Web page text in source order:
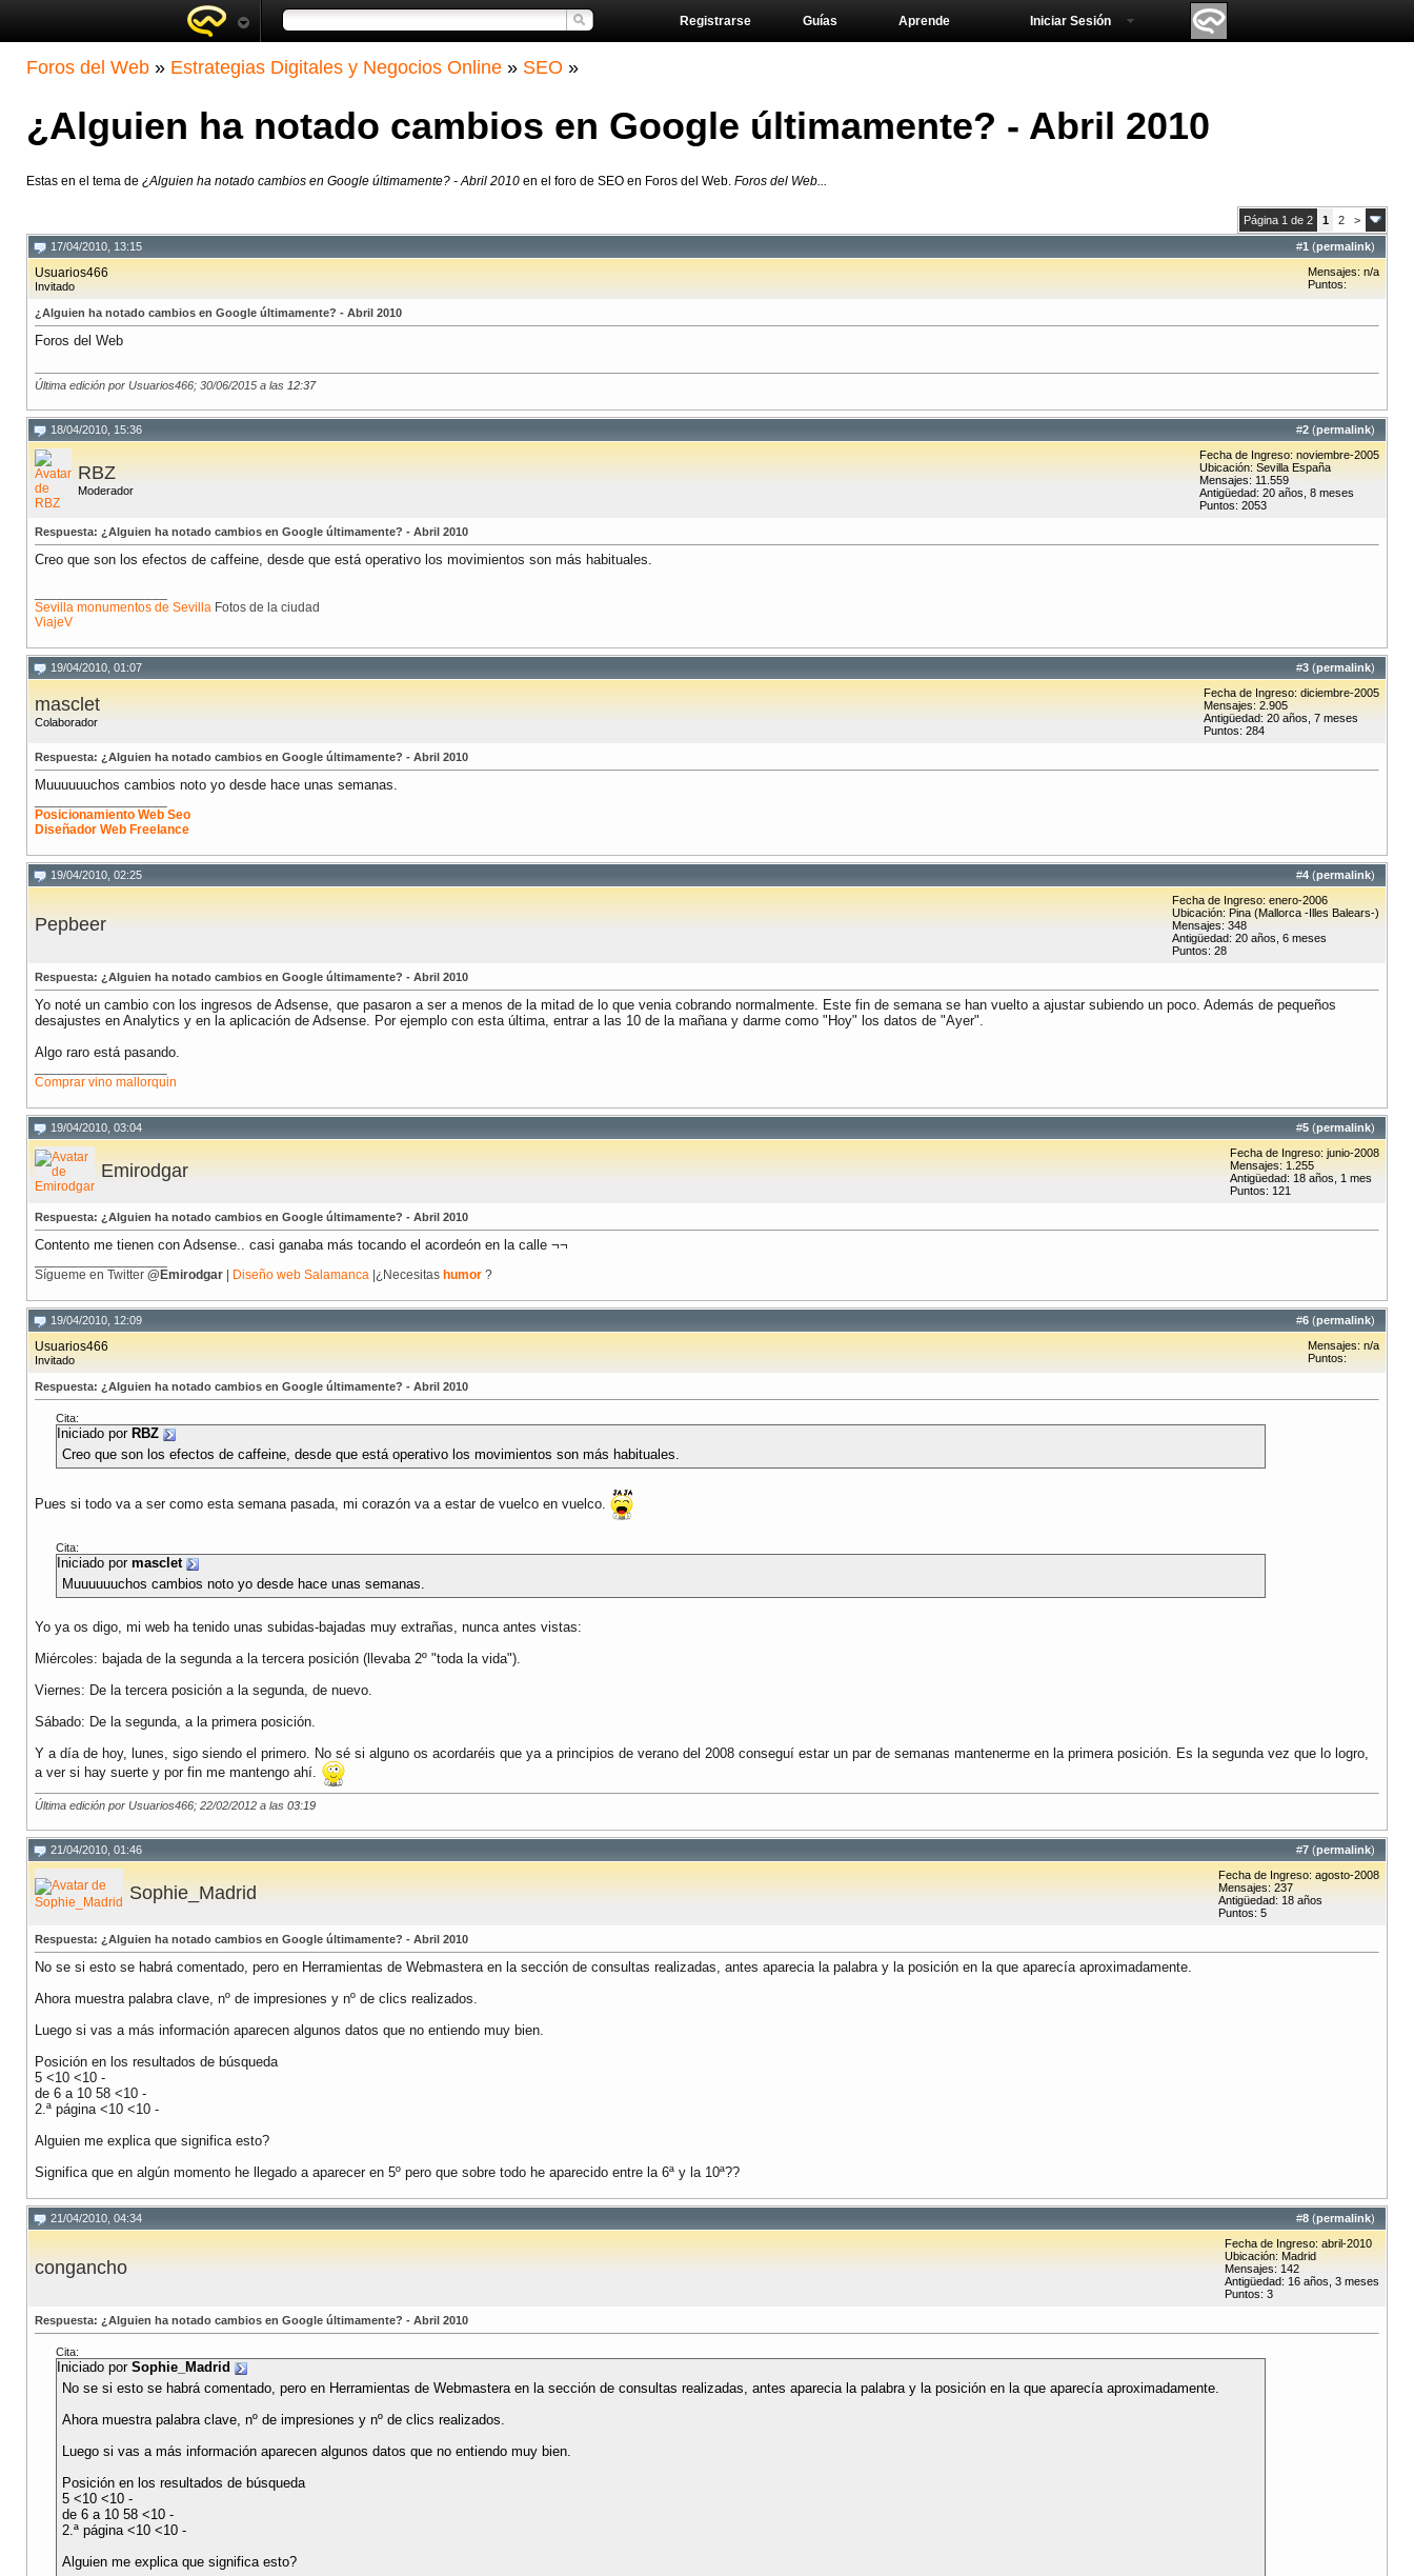
Aprende
Guías
Registrarse Iniciar Sesión
Foros del Web » Estrategias Digitales y Negocios Online » SEO »
¿Alguien ha notado cambios en Google últimamente? - Abril 2010
Estas en el tema de ¿Alguien ha notado cambios en Google últimamente? - Abril 2010 en el foro de SEO en Foros del Web. Foros del Web...
Página 1 de 2 1 2 >
#1 (permalink)
17/04/2010, 13:15
Usuarios466
Invitado
Mensajes: n/a
Puntos:
¿Alguien ha notado cambios en Google últimamente? - Abril 2010
Foros del Web
Última edición por Usuarios466; 30/06/2015 a las 12:37
#2 (permalink)
18/04/2010, 15:36
RBZ
Moderador
Fecha de Ingreso: noviembre-2005
Ubicación: Sevilla España
Mensajes: 11.559
Antigüedad: 20 años, 8 meses
Puntos: 2053
Respuesta: ¿Alguien ha notado cambios en Google últimamente? - Abril 2010
Creo que son los efectos de caffeine, desde que está operativo los movimientos son más habituales.
Sevilla monumentos de Sevilla Fotos de la ciudad
ViajeV
#3 (permalink)
19/04/2010, 01:07
masclet
Colaborador
Fecha de Ingreso: diciembre-2005
Mensajes: 2.905
Antigüedad: 20 años, 7 meses
Puntos: 284
Respuesta: ¿Alguien ha notado cambios en Google últimamente? - Abril 2010
Muuuuuuchos cambios noto yo desde hace unas semanas.
Posicionamiento Web Seo
Diseñador Web Freelance
#4 (permalink)
19/04/2010, 02:25
Pepbeer
Fecha de Ingreso: enero-2006
Ubicación: Pina (Mallorca -Illes Balears-)
Mensajes: 348
Antigüedad: 20 años, 6 meses
Puntos: 28
Respuesta: ¿Alguien ha notado cambios en Google últimamente? - Abril 2010
Yo noté un cambio con los ingresos de Adsense, que pasaron a ser a menos de la mitad de lo que venia cobrando normalmente. Este fin de semana se han vuelto a ajustar subiendo un poco. Además de pequeños
desajustes en Analytics y en la aplicación de Adsense. Por ejemplo con esta última, entrar a las 10 de la mañana y darme como "Hoy" los datos de "Ayer".
Algo raro está pasando.
Comprar vino mallorquin
#5 (permalink)
19/04/2010, 03:04
Emirodgar
Fecha de Ingreso: junio-2008
Mensajes: 1.255
Antigüedad: 18 años, 1 mes
Puntos: 121
Respuesta: ¿Alguien ha notado cambios en Google últimamente? - Abril 2010
Contento me tienen con Adsense.. casi ganaba más tocando el acordeón en la calle ¬¬
Sígueme en Twitter @Emirodgar Diseño web Salamanca |¿Necesitas humor ?
#6 (permalink)
19/04/2010, 12:09
Usuarios466
Invitado
Mensajes: n/a
Puntos:
Respuesta: ¿Alguien ha notado cambios en Google últimamente? - Abril 2010
Cita:
Iniciado por RBZ
Creo que son los efectos de caffeine, desde que está operativo los movimientos son más habituales.
Pues si todo va a ser como esta semana pasada, mi corazón va a estar de vuelco en vuelco.
Cita:
Iniciado por masclet
Muuuuuuchos cambios noto yo desde hace unas semanas.
Yo ya os digo, mi web ha tenido unas subidas-bajadas muy extrañas, nunca antes vistas:
Miércoles: bajada de la segunda a la tercera posición (llevaba 2º "toda la vida").
Viernes: De la tercera posición a la segunda, de nuevo.
Sábado: De la segunda, a la primera posición.
Y a día de hoy, lunes, sigo siendo el primero. No sé si alguno os acordaréis que ya a principios de verano del 2008 conseguí estar un par de semanas mantenerme en la primera posición. Es la segunda vez que lo logro,
a ver si hay suerte y por fin me mantengo ahí.
Última edición por Usuarios466; 22/02/2012 a las 03:19
#7 (permalink)
21/04/2010, 01:46
Sophie_Madrid
Fecha de Ingreso: agosto-2008
Mensajes: 237
Antigüedad: 18 años
Puntos: 5
Respuesta: ¿Alguien ha notado cambios en Google últimamente? - Abril 2010
No se si esto se habrá comentado, pero en Herramientas de Webmastera en la sección de consultas realizadas, antes aparecia la palabra y la posición en la que aparecía aproximadamente.
Ahora muestra palabra clave, nº de impresiones y nº de clics realizados.
Luego si vas a más información aparecen algunos datos que no entiendo muy bien.
Posición en los resultados de búsqueda
5 <10 <10 -
de 6 a 10 58 <10 -
2.ª página <10 <10 -
Alguien me explica que significa esto?
Significa que en algún momento he llegado a aparecer en 5º pero que sobre todo he aparecido entre la 6ª y la 10ª??
#8 (permalink)
21/04/2010, 04:34
congancho
Fecha de Ingreso: abril-2010
Ubicación: Madrid
Mensajes: 142
Antigüedad: 16 años, 3 meses
Puntos: 3
Respuesta: ¿Alguien ha notado cambios en Google últimamente? - Abril 2010
Cita:
Iniciado por Sophie_Madrid
No se si esto se habrá comentado, pero en Herramientas de Webmastera en la sección de consultas realizadas, antes aparecia la palabra y la posición en la que aparecía aproximadamente.
Ahora muestra palabra clave, nº de impresiones y nº de clics realizados.
Luego si vas a más información aparecen algunos datos que no entiendo muy bien.
Posición en los resultados de búsqueda
5 <10 <10 -
de 6 a 10 58 <10 -
2.ª página <10 <10 -
Alguien me explica que significa esto?